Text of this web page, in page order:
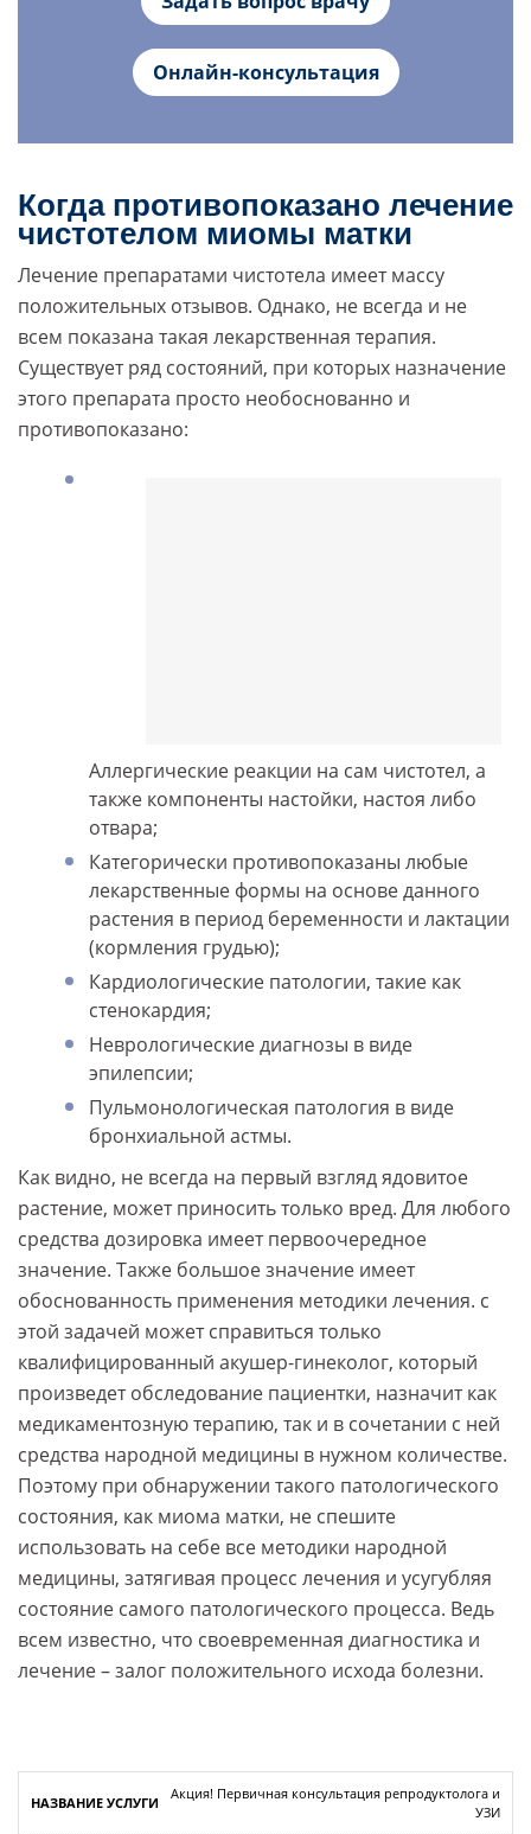
Онлайн-консультация
Когда противопоказано лечение
чистотелом миомы матки
Лечение препаратами чистотела имеет массу
положительных отзывов. Однако, не всегда и не
всем показана такая лекарственная терапия.
Существует ряд состояний, при которых назначение
этого препарата просто необоснованно и
противопоказано:
Аллергические реакции на сам чистотел, а
также компоненты настойки, настоя либо
отвара;
Категорически противопоказаны любые
лекарственные формы на основе данного
растения в период беременности и лактации
(кормления грудью);
Кардиологические патологии, такие как
стенокардия;
Неврологические диагнозы в виде
эпилепсии;
Пульмонологическая патология в виде
бронхиальной астмы.
Как видно, не всегда на первый взгляд ядовитое
растение, может приносить только вред. Для любого
средства дозировка имеет первоочередное
значение. Также большое значение имеет
обоснованность применения методики лечения. с
этой задачей может справиться только
квалифицированный акушер-гинеколог, который
произведет обследование пациентки, назначит как
медикаментозную терапию, так и в сочетании с ней
средства народной медицины в нужном количестве.
Поэтому при обнаружении такого патологического
состояния, как миома матки, не спешите
использовать на себе все методики народной
медицины, затягивая процесс лечения и усугубляя
состояние самого патологического процесса. Ведь
всем известно, что своевременная диагностика и
лечение – залог положительного исхода болезни.
Акция! Первичная консультация репродуктолога и
УЗИ